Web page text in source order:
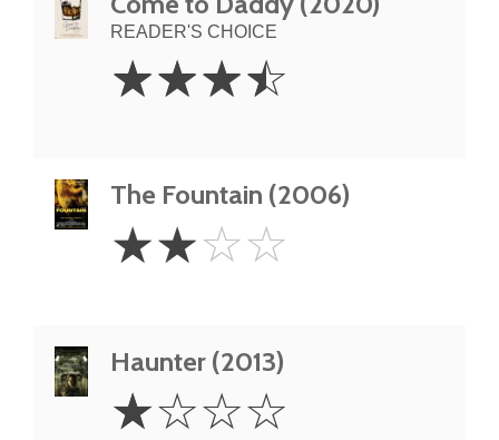
READER'S CHOICE
3.5
Stars
☆☆☆☆
The Fountain (2006)
Stars
☆☆☆☆
Haunter (2013)
Star
☆☆☆☆